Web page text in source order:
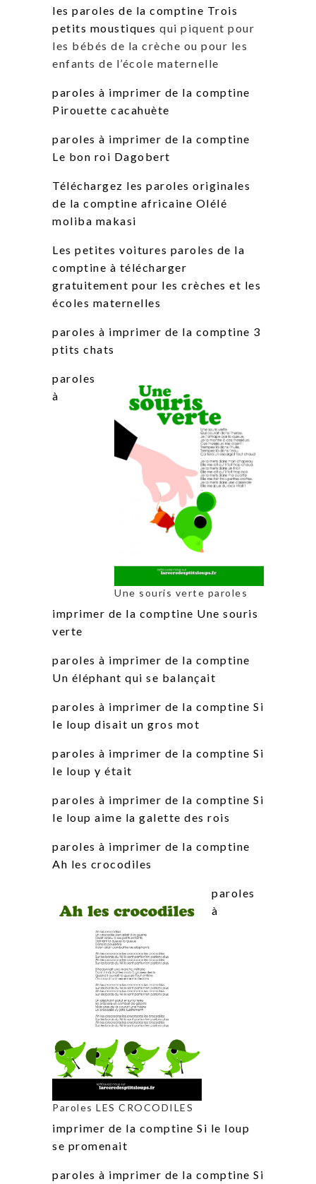
les paroles de la comptine Trois
petits moustiques qui piquent pour
les bébés de la crèche ou pour les
enfants de l’école maternelle
paroles à imprimer de la comptine
Pirouette cacahuète
paroles à imprimer de la comptine
Le bon roi Dagobert
Téléchargez les paroles originales
de la comptine africaine Olélé
moliba makasi
Les petites voitures paroles de la
comptine à télécharger
gratuitement pour les crèches et les
écoles maternelles
paroles à imprimer de la comptine 3
ptits chats
Une souris verte paroles
paroles
à
imprimer de la comptine Une souris
verte
paroles à imprimer de la comptine
Un éléphant qui se balançait
paroles à imprimer de la comptine Si
le loup disait un gros mot
paroles à imprimer de la comptine Si
le loup y était
paroles à imprimer de la comptine Si
le loup aime la galette des rois
paroles à imprimer de la comptine
Ah les crocodiles
Paroles LES CROCODILES
paroles
à
imprimer de la comptine Si le loup
se promenait
paroles à imprimer de la comptine Si